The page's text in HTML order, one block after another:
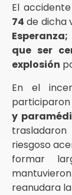
El
74 de dicha
Esperanza;
que ser
explosión
En el
y
riesgoso
formar
reanudara